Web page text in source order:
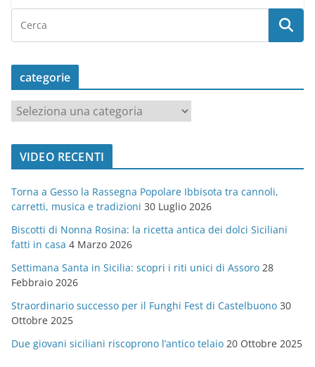
categorie
a
t
o
r
i
e
VIDEO RECENTI
Torna a Gesso la Rassegna Popolare Ibbisota tra cannoli,
carretti, musica e tradizioni 30 Luglio 2026
Biscotti di Nonna Rosina: la ricetta antica dei dolci Siciliani
fatti in casa 4 Marzo 2026
Settimana Santa in Sicilia: scopri i riti unici di Assoro 28
Febbraio 2026
Straordinario successo per il Funghi Fest di Castelbuono 30
Ottobre 2025
Due giovani siciliani riscoprono l’antico telaio 20 Ottobre 2025